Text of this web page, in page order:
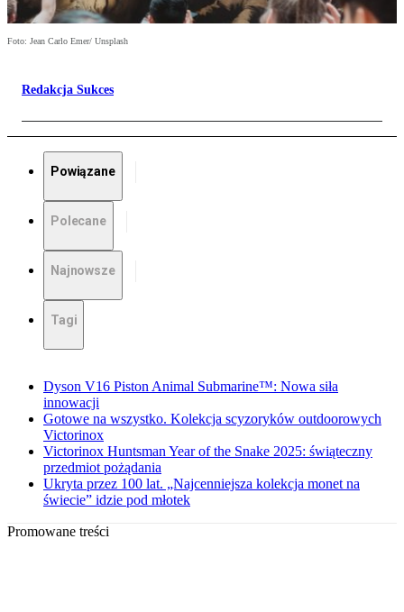
Foto: Jean Carlo Emer/ Unsplash
Redakcja Sukces
Powiązane
Polecane
Najnowsze
Tagi
Dyson V16 Piston Animal Submarine™: Nowa siła
innowacji
Gotowe na wszystko. Kolekcja scyzoryków outdoorowych
Victorinox
Victorinox Huntsman Year of the Snake 2025: świąteczny
przedmiot pożądania
Ukryta przez 100 lat. „Najcenniejsza kolekcja monet na
świecie” idzie pod młotek
Promowane treści